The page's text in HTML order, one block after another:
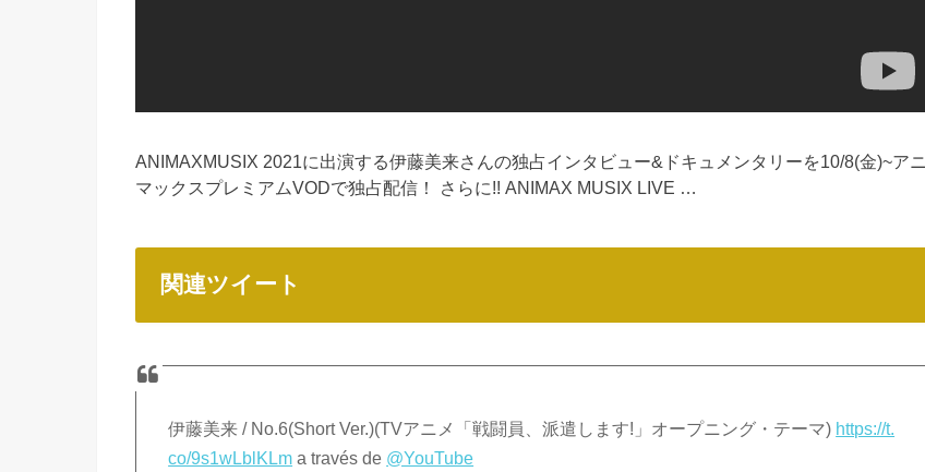
ANIMAXMUSIX 2021に出演する伊藤美来さんの独占インタビュー&ドキュメンタリーを10/8(金)~アニ
マックスプレミアムVODで独占配信！ さらに!! ANIMAX MUSIX LIVE …
関連ツイート
伊藤美来 / No.6(Short Ver.)(TVアニメ「戦闘員、派遣します!」オープニング・テーマ) https://t.
co/9s1wLblKLm a través de @YouTube